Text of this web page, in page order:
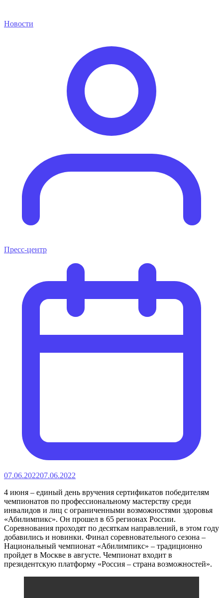
Новости
Пресс-центр
07.06.202207.06.2022
4 июня – единый день вручения сертификатов победителям
чемпионатов по профессиональному мастерству среди
инвалидов и лиц с ограниченными возможностями здоровья
«Абилимпикс». Он прошел в 65 регионах России.
Соревнования проходят по десяткам направлений, в этом году
добавились и новинки. Финал соревновательного сезона –
Национальный чемпионат «Абилимпикс» – традиционно
пройдет в Москве в августе. Чемпионат входит в
президентскую платформу «Россия – страна возможностей».